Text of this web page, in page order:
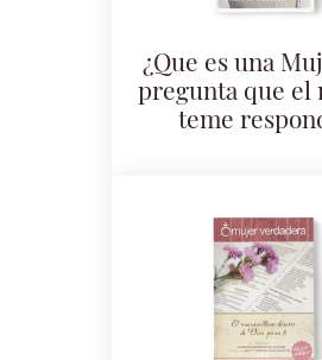
¿Que es una
pregunta que el
teme